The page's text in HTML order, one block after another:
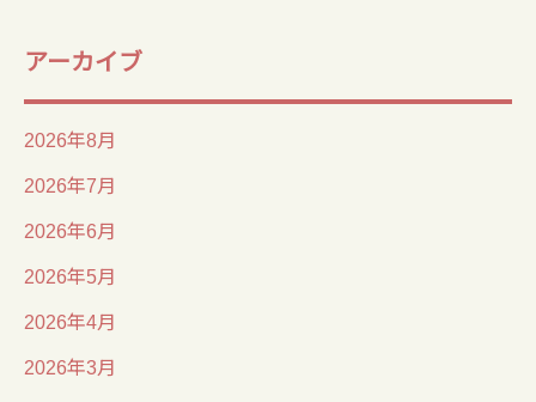
アーカイブ
2026年8月
2026年7月
2026年6月
2026年5月
2026年4月
2026年3月